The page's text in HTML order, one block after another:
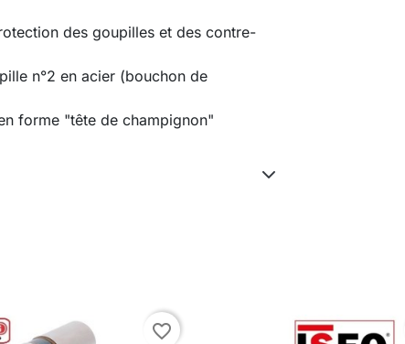
des goupilles et des contre-
n°2 en acier (bouchon de
forme "tête de champignon"
favorite_border